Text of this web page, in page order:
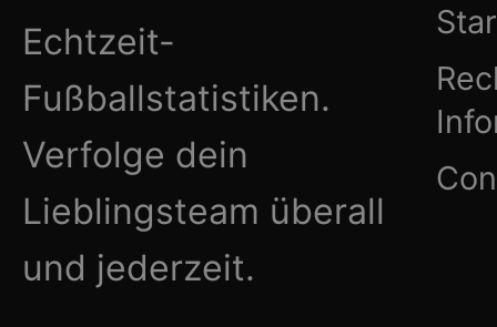
Echtzeit-
Fußballstatistiken.
Verfolge dein
Lieblingsteam überall
und jederzeit.